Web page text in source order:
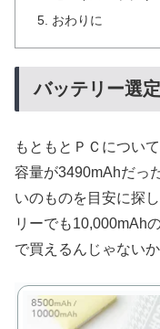
おわりに
バッテリー選
もともとＰＣについ
容量が3490mAhだっ
いのものを目安に探
リーでも10,000mAh
で買えるんじゃない